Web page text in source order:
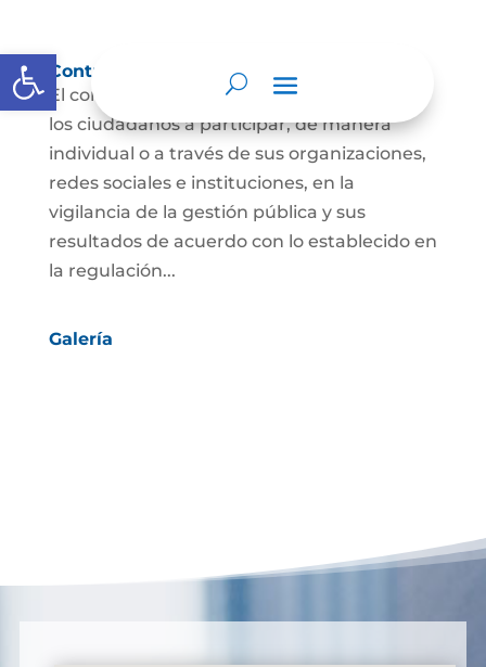
Abrir barra de herramientas
Control social
El control social es el derecho y el deber de
los ciudadanos a participar, de manera
individual o a través de sus organizaciones,
redes sociales e instituciones, en la
vigilancia de la gestión pública y sus
resultados de acuerdo con lo establecido en
la regulación...
Galería